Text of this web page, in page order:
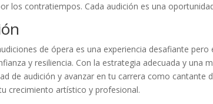
los contratiempos. Cada audición es una
de ópera es una experiencia desafiante
y resiliencia. Con la estrategia adecuada y una
de audición y avanzar en tu carrera como cantante
crecimiento artístico y profesional.